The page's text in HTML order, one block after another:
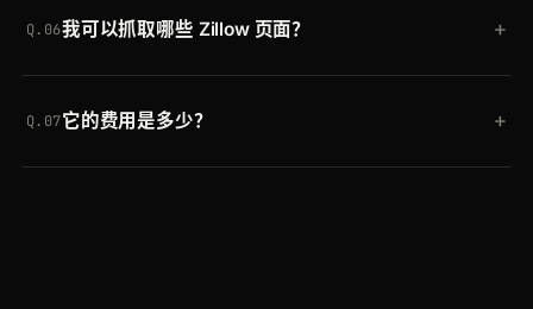
登录，因此你收到的是未登录访客会看到的内容。
Q.06我可以抓取哪些 Zillow 页面？ +
以及城市或社区房源列表。同一个 API 也适用于任何
Q.07它的费用是多少？ +